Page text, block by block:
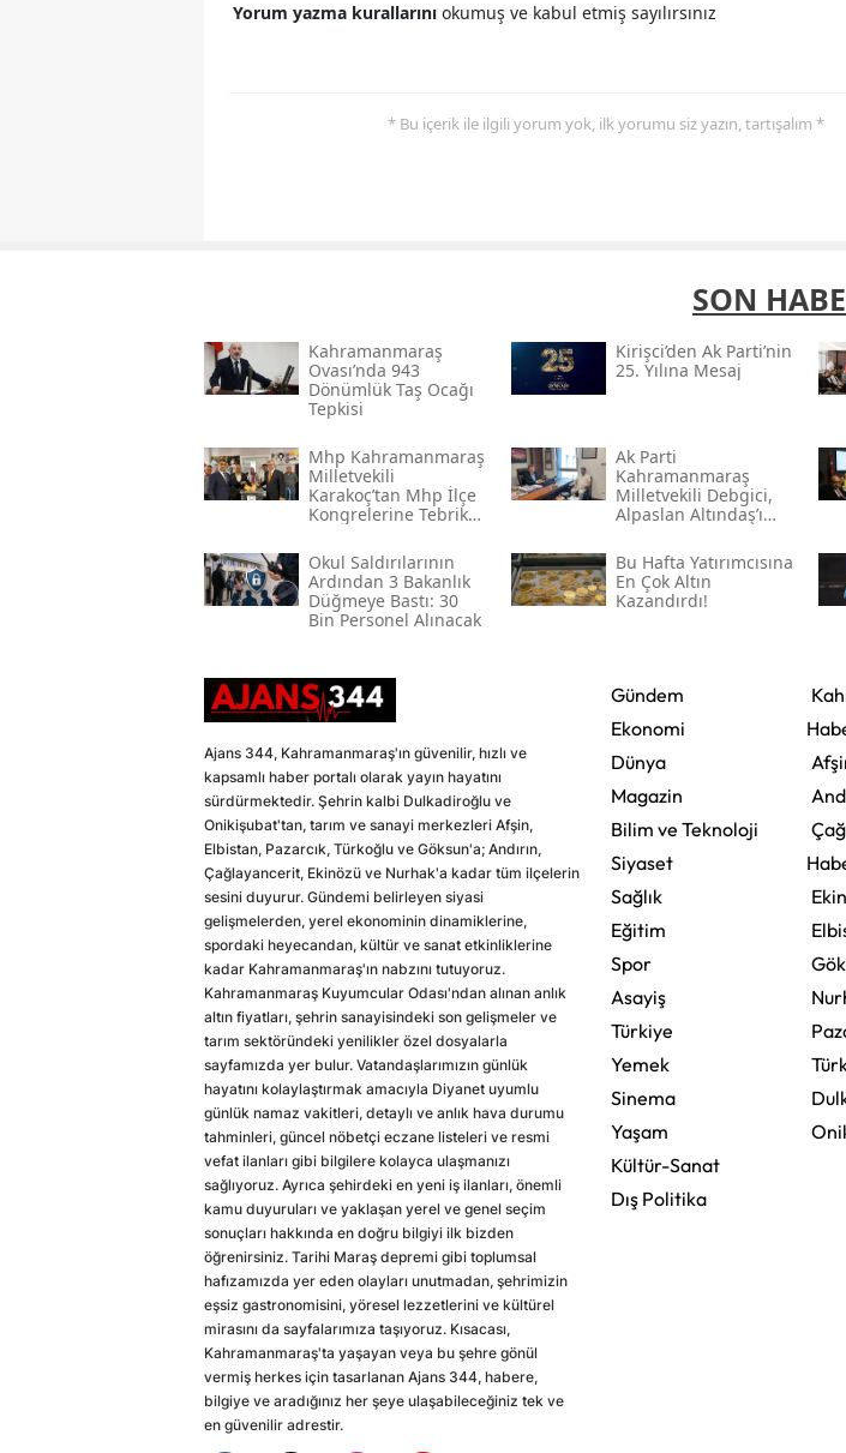
Yorum yazma kurallarını okumuş ve kabul etmiş sayılırsınız
* Bu içerik ile ilgili yorum yok, ilk yorumu siz yazın, tartışalım *
SON
Kahramanmaraş
Ovası’nda 943
Dönümlük Taş Ocağı
Tepkisi
Kirişci’den Ak Parti’nin
25. Yılına Mesaj
Mhp Kahramanmaraş
Milletvekili
Karakoç’tan Mhp İlçe
Kongrelerine Tebrik
Ak Parti
Kahramanmaraş
Milletvekili Debgici,
Alpaslan Altındaş’ı
Okul Saldırılarının
Ardından 3 Bakanlık
Düğmeye Bastı: 30
Bin Personel Alınacak
Bu Hafta Yatırımcısına
En Çok Altın
Kazandırdı!
Ajans 344, Kahramanmaraş'ın güvenilir, hızlı ve
kapsamlı haber portalı olarak yayın hayatını
sürdürmektedir. Şehrin kalbi Dulkadiroğlu ve
Onikişubat'tan, tarım ve sanayi merkezleri Afşin,
Elbistan, Pazarcık, Türkoğlu ve Göksun'a; Andırın,
Çağlayancerit, Ekinözü ve Nurhak'a kadar tüm ilçelerin
sesini duyurur. Gündemi belirleyen siyasi
gelişmelerden, yerel ekonominin dinamiklerine,
spordaki heyecandan, kültür ve sanat etkinliklerine
kadar Kahramanmaraş'ın nabzını tutuyoruz.
Kahramanmaraş Kuyumcular Odası'ndan alınan anlık
altın fiyatları, şehrin sanayisindeki son gelişmeler ve
tarım sektöründeki yenilikler özel dosyalarla
sayfamızda yer bulur. Vatandaşlarımızın günlük
hayatını kolaylaştırmak amacıyla Diyanet uyumlu
günlük namaz vakitleri, detaylı ve anlık hava durumu
tahminleri, güncel nöbetçi eczane listeleri ve resmi
vefat ilanları gibi bilgilere kolayca ulaşmanızı
sağlıyoruz. Ayrıca şehirdeki en yeni iş ilanları, önemli
kamu duyuruları ve yaklaşan yerel ve genel seçim
sonuçları hakkında en doğru bilgiyi ilk bizden
öğrenirsiniz. Tarihi Maraş depremi gibi toplumsal
hafızamızda yer eden olayları unutmadan, şehrimizin
eşsiz gastronomisini, yöresel lezzetlerini ve kültürel
mirasını da sayfalarımıza taşıyoruz. Kısacası,
Kahramanmaraş'ta yaşayan veya bu şehre gönül
vermiş herkes için tasarlanan Ajans 344, habere,
bilgiye ve aradığınız her şeye ulaşabileceğiniz tek ve
en güvenilir adrestir.
Gündem
Ekonomi
Dünya
Magazin
Bilim ve Teknoloji
Siyaset
Sağlık
Eğitim
Spor
Asayiş
Türkiye
Yemek
Sinema
Yaşam
Kültür-Sanat
Dış Politika